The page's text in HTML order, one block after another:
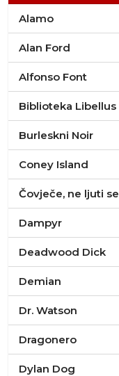
Alamo
Alan Ford
Alfonso Font
Biblioteka Libellus
Burleskni Noir
Coney Island
Čovječe, ne ljuti se
Dampyr
Deadwood Dick
Demian
Dr. Watson
Dragonero
Dylan Dog